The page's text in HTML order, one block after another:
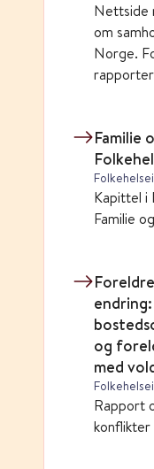
Nettside
om
Norge.
Familie
Kapittel i
Familie
og
med
Rapport
konflikter